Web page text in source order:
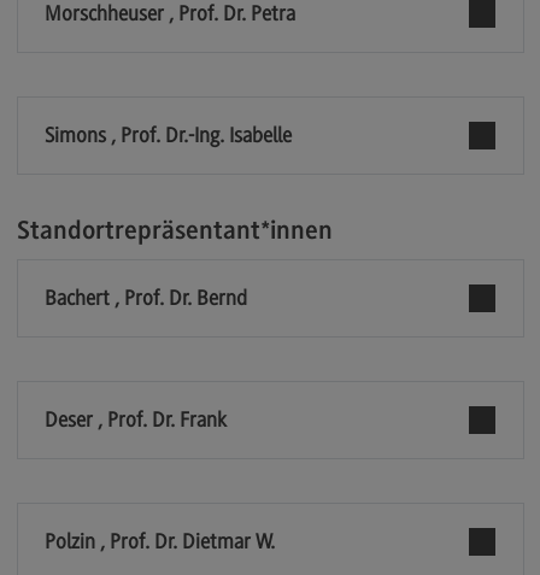
Kontakt
Modulangebot
Berufsperspektiven
Finance
General Business Management
Morschheuser , Prof. Dr. Petra
Simons , Prof. Dr.-Ing. Isabelle
Standortrepräsentant*innen
Bachert , Prof. Dr. Bernd
Deser , Prof. Dr. Frank
Polzin , Prof. Dr. Dietmar W.